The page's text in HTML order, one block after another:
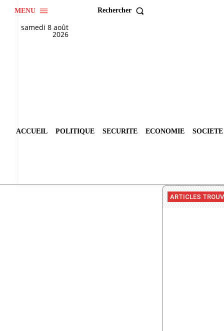
MENU Rechercher
samedi 8 août
2026
ACCUEIL POLITIQUE SECURITE ECONOMIE SOCIETE
ARTICLES